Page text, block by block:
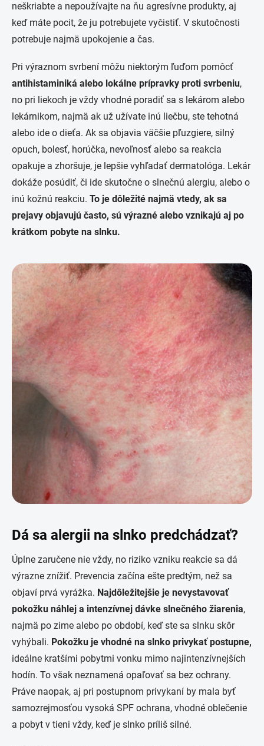
neškriabte a nepoužívajte na ňu agresívne produkty, aj
keď máte pocit, že ju potrebujete vyčistiť. V skutočnosti
potrebuje najmä upokojenie a čas.
Pri výraznom svrbení môžu niektorým ľuďom pomôcť
antihistaminiká alebo lokálne prípravky proti svrbeniu,
no pri liekoch je vždy vhodné poradiť sa s lekárom alebo
lekárnikom, najmä ak už užívate inú liečbu, ste tehotná
alebo ide o dieťa. Ak sa objavia väčšie pľuzgiere, silný
opuch, bolesť, horúčka, nevoľnosť alebo sa reakcia
opakuje a zhoršuje, je lepšie vyhľadať dermatológa. Lekár
dokáže posúdiť, či ide skutočne o slnečnú alergiu, alebo o
inú kožnú reakciu. To je dôležité najmä vtedy, ak sa
prejavy objavujú často, sú výrazné alebo vznikajú aj po
krátkom pobyte na slnku.
Dá sa alergii na slnko predchádzať?
Úplne zaručene nie vždy, no riziko vzniku reakcie sa dá
výrazne znížiť. Prevencia začína ešte predtým, než sa
objaví prvá vyrážka. Najdôležitejšie je nevystavovať
pokožku náhlej a intenzívnej dávke slnečného žiarenia,
najmä po zime alebo po období, keď ste sa slnku skôr
vyhýbali. Pokožku je vhodné na slnko privykať postupne,
ideálne kratšími pobytmi vonku mimo najintenzívnejších
hodín. To však neznamená opaľovať sa bez ochrany.
Práve naopak, aj pri postupnom privykaní by mala byť
samozrejmosťou vysoká SPF ochrana, vhodné oblečenie
a pobyt v tieni vždy, keď je slnko príliš silné.